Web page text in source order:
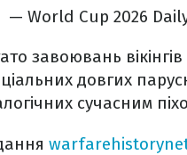
— World Cup 2026
завоювань
довгих
сучасним